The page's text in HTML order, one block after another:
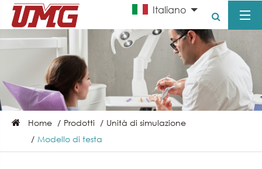
Italiano
Home Prodotti
Unità di simulazione
Modello di testa